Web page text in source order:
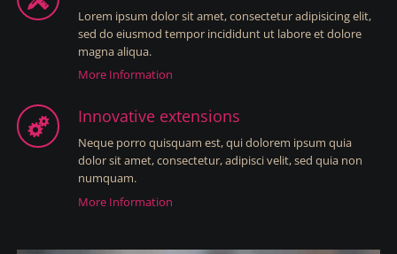
Lorem ipsum dolor sit amet, consectetur adipisicing elit,
sed do eiusmod tempor incididunt ut labore et dolore
magna aliqua.
More Information
Innovative extensions
Neque porro quisquam est, qui dolorem ipsum quia
dolor sit amet, consectetur, adipisci velit, sed quia non
numquam.
More Information